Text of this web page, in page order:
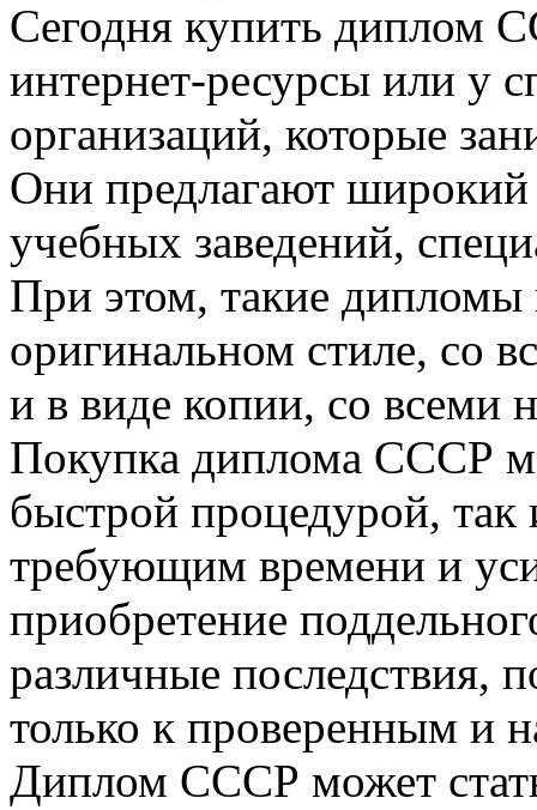
Сегодня купить диплом
интернет-ресурсы или у
организаций, которые
Они предлагают
учебных заведений,
При этом, такие
оригинальном стиле, со
и в виде копии, со всеми
Покупка диплома СССР
быстрой процедурой,
требующим времени и
приобретение
различные последствия,
только к проверенным и
Диплом СССР может